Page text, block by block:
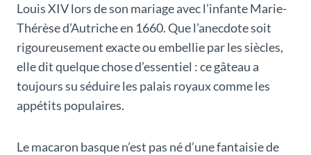
Louis XIV lors de son mariage avec l’infante Marie-
Thérèse d’Autriche en 1660. Que l’anecdote soit
rigoureusement exacte ou embellie par les siècles,
elle dit quelque chose d’essentiel : ce gâteau a
toujours su séduire les palais royaux comme les
appétits populaires.
Le macaron basque n’est pas né d’une fantaisie de